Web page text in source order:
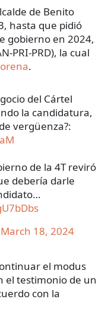
de Benito
hasta que pidió
gobierno en 2024,
PRI-PRD), la cual
.
del Cártel
la candidatura,
vergüenza?:
de la 4T reviró
debería darle
March 18, 2024
el modus
el testimonio de un
con la